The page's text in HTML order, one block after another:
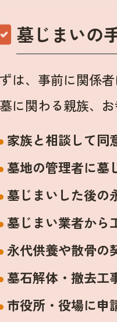
墓じまいの
は、事前に関係
に関わる親族、
家族と相談して同
墓地の管理者に墓
墓じまいした後の
墓じまい業者から
永代供養や散骨の
墓石解体・撤去工
市役所・役場に申